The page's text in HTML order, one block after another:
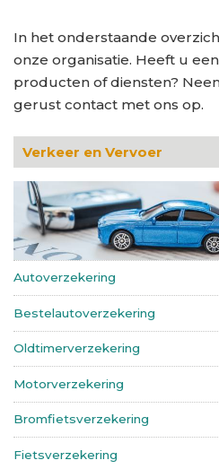
In het onderstaande
onze organisatie. Heeft u
producten of diensten?
gerust contact met ons op.
Verkeer en Vervoer
Autoverzekering
Bestelautoverzekering
Oldtimerverzekering
Motorverzekering
Bromfietsverzekering
Fietsverzekering